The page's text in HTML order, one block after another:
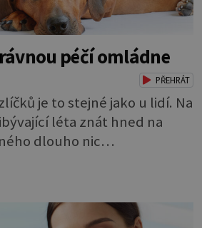
péčí omládne
PŘEHRÁT
je to stejné jako u lidí. Na
léta znát hned na
dlouho nic
byste si měli staršího
vám neunikly důležité
v pořádku. Včasná péče
i zkvalitnit život. Hůře